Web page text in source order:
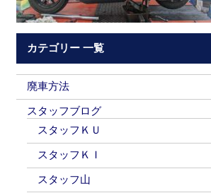
カテゴリー 一覧
廃車方法
スタッフブログ
スタッフＫＵ
スタッフＫＩ
スタッフ山